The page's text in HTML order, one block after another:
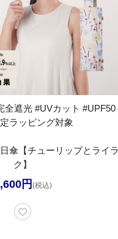
全遮光 #UVカット #UPF50
ラッピング対象
傘【チューリップとライ
ク】
円 (税込)